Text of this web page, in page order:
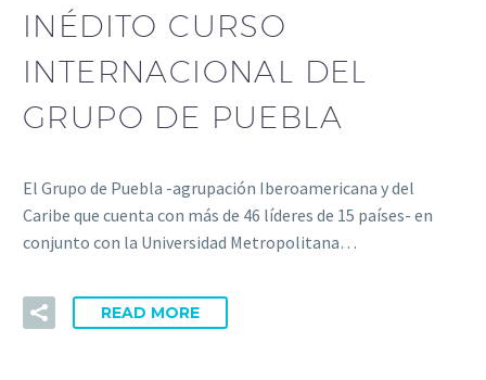
INÉDITO CURSO
INTERNACIONAL DEL
GRUPO DE PUEBLA
El Grupo de Puebla -agrupación Iberoamericana y del
Caribe que cuenta con más de 46 líderes de 15 países- en
conjunto con la Universidad Metropolitana…
READ MORE